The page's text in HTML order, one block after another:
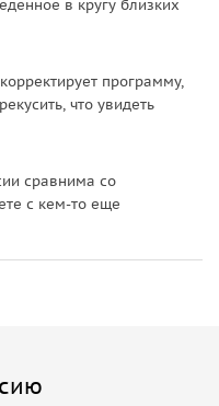
в кругу близких
программу,
что увидеть
сравнима со
с кем-то еще